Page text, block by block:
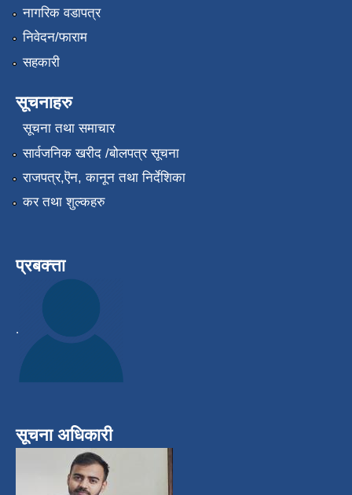
नागरिक वडापत्र
निवेदन/फाराम
सहकारी
सूचनाहरु
सूचना तथा समाचार
सार्वजनिक खरीद /बोलपत्र सूचना
राजपत्र,ऎन, कानून तथा निर्देशिका
कर तथा शुल्कहरु
प्रबक्त्ता
.
सूचना अधिकारी